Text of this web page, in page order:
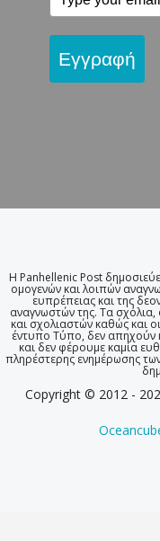
Εγγραφή
Η Panhellenic Post
ομογενών και λοιπών
ευπρέπειας και της
αναγνωστών της. Τα σχόλια,
και σχολιαστών καθώς και
έντυπο Τύπο, δεν απηχούν
και δεν φέρουμε καμία
πληρέστερης ενημέρωσης
Copyright © 2012 -